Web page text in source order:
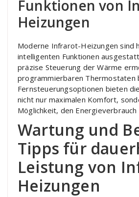
Funktionen von
Heizungen
Moderne Infrarot-Heizungen sind
intelligenten Funktionen
präzise Steuerung der Wärme
programmierbaren Thermostaten
Fernsteuerungsoptionen bieten
nicht nur maximalen Komfort,
Möglichkeit, den
Wartung und
Tipps für
Leistung von
Heizungen